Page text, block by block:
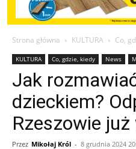
Strona główna KULTURA Co,
KULTURA Co, gdzie, kiedy News
Jak
dzieckiem?
Rzeszowie
Przez Mikołaj Król - 8 grudnia 2024